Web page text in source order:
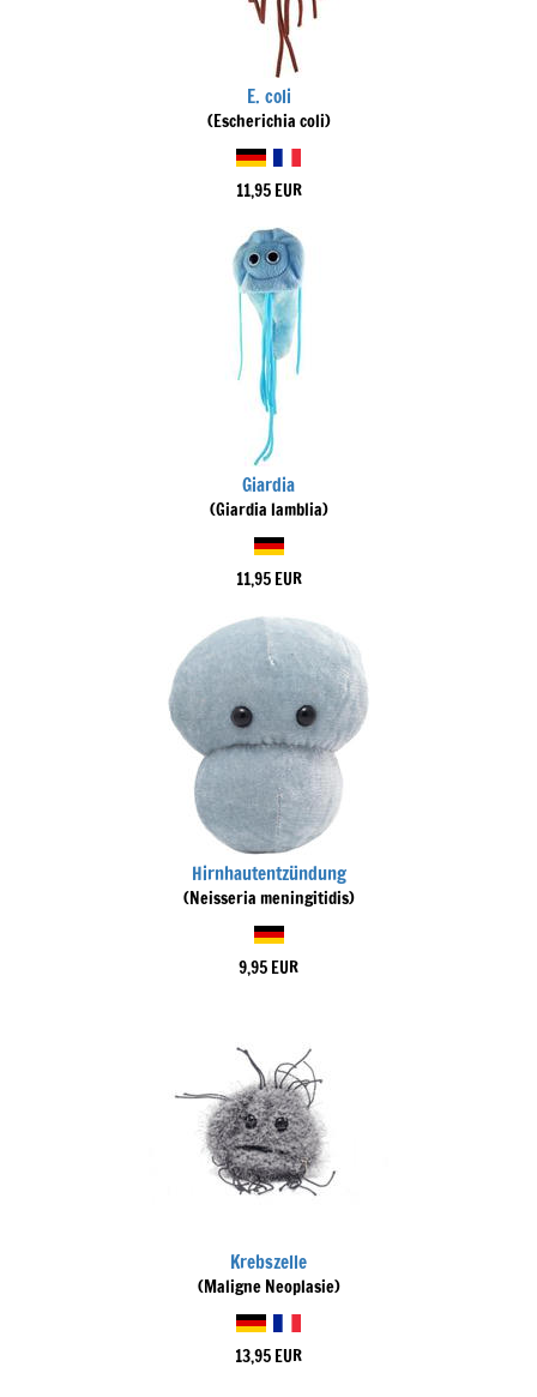
E. coli
(Escherichia coli)
11,95 EUR
Giardia
(Giardia lamblia)
11,95 EUR
Hirnhautentzündung
(Neisseria meningitidis)
9,95 EUR
Krebszelle
(Maligne Neoplasie)
13,95 EUR